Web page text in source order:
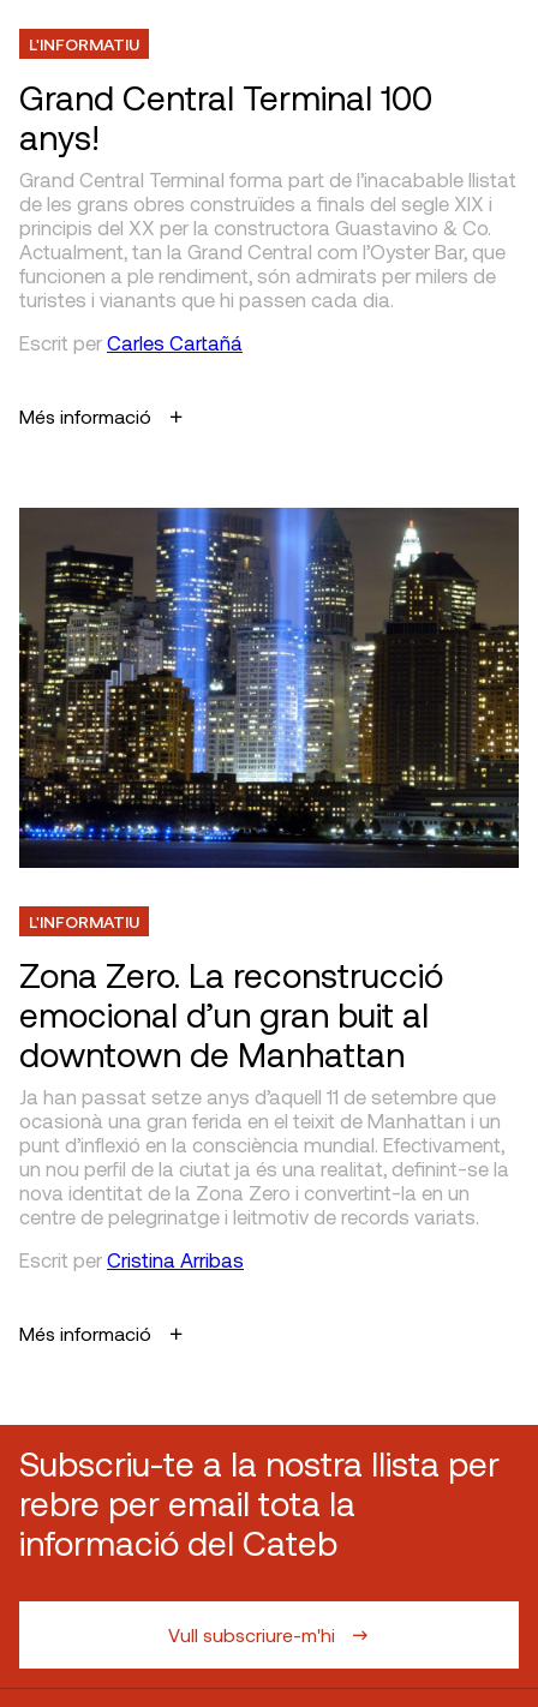
L'INFORMATIU
Grand Central Terminal 100
anys!
Grand Central Terminal forma part de l’inacabable llistat
de les grans obres construïdes a finals del segle XIX i
principis del XX per la constructora Guastavino & Co.
Actualment, tan la Grand Central com l’Oyster Bar, que
funcionen a ple rendiment, són admirats per milers de
turistes i vianants que hi passen cada dia.
Escrit per Carles Cartañá
Més informació
L'INFORMATIU
Zona Zero. La reconstrucció
emocional d’un gran buit al
downtown de Manhattan
Ja han passat setze anys d’aquell 11 de setembre que
ocasionà una gran ferida en el teixit de Manhattan i un
punt d’inflexió en la consciència mundial. Efectivament,
un nou perfil de la ciutat ja és una realitat, definint-se la
nova identitat de la Zona Zero i convertint-la en un
centre de pelegrinatge i leitmotiv de records variats.
Escrit per Cristina Arribas
Més informació
Subscriu-te a la nostra llista per
rebre per email tota la
informació del Cateb
Vull subscriure-m'hi